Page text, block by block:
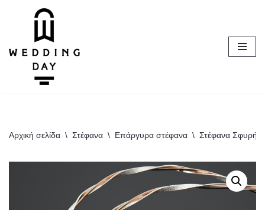
περιεχόμενο
Αρχική σελίδα \ Στέφανα \ Επάργυρα στέφανα \ Στέφανα